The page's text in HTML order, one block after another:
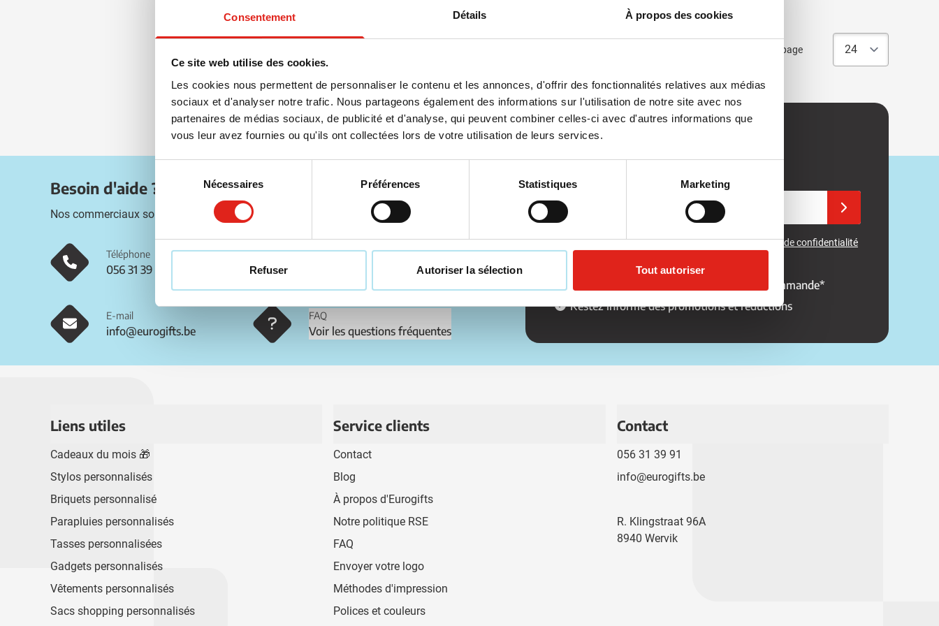
Consentement Détails À propos des cookies
Ce site web utilise des cookies.
Les cookies nous permettent de personnaliser le contenu et les annonces, d'offrir des fonctionnalités relatives aux médias
sociaux et d'analyser notre trafic. Nous partageons également des informations sur l'utilisation de notre site avec nos
partenaires de médias sociaux, de publicité et d'analyse, qui peuvent combiner celles-ci avec d'autres informations que
vous leur avez fournies ou qu'ils ont collectées lors de votre utilisation de leurs services.
du
consentement
Nécessaires Préférences Statistiques Marketing
Refuser Autoriser la sélection Tout autoriser
Articles par page
Besoin d'aide ?
Nos commerciaux sont disponibles sur les coordonnées ci-dessous !
Téléphone
056 31 39 91
Chat
Contacter un collaborateur
E-mail
info@eurogifts.be
FAQ
Voir les questions fréquentes
Ne manquez aucune offre !
Saisissez votre email
Ce formulaire est protégé par reCAPTCHA. Lesrègles de confidentialité
€ 25,- de réduction sur votre prochaine commande*
Restez informé des promotions et réductions
Liens utiles
Cadeaux du mois 🎁
Stylos personnalisés
Briquets personnalisé
Parapluies personnalisés
Tasses personnalisées
Gadgets personnalisés
Vêtements personnalisés
Sacs shopping personnalisés
Service clients
Contact
Blog
À propos d'Eurogifts
Notre politique RSE
FAQ
Envoyer votre logo
Méthodes d'impression
Polices et couleurs
Contact
056 31 39 91
info@eurogifts.be
R. Klingstraat 96A
8940 Wervik